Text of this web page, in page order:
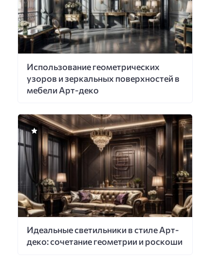
Использование геометрических
узоров и зеркальных поверхностей в
мебели Арт-деко
Идеальные светильники в стиле Арт-
деко: сочетание геометрии и роскоши